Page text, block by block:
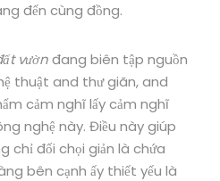
đến cùng đồng.
vườnđang biên tập nguồn
thuật and thư giãn, and
cảm nghĩ lấy cảm nghĩ
nghệ này. Điều này giúp
chỉ đối chọi giản là chứa
bên cạnh ấy thiết yếu là